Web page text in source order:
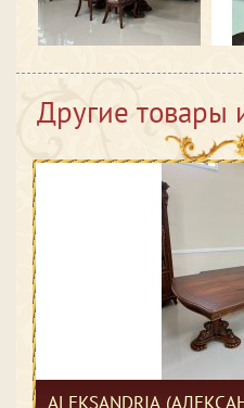
Другие товары
ALEKSANDRIA